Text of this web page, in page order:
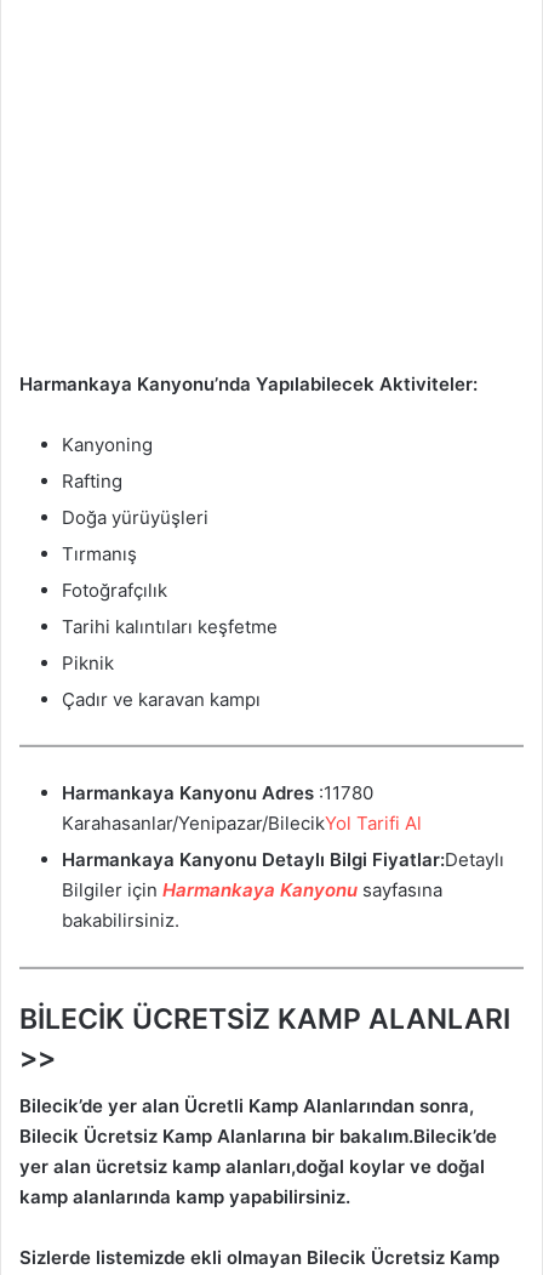
Harmankaya Kanyonu’nda Yapılabilecek Aktiviteler:
Kanyoning
Rafting
Doğa yürüyüşleri
Tırmanış
Fotoğrafçılık
Tarihi kalıntıları keşfetme
Piknik
Çadır ve karavan kampı
Harmankaya Kanyonu Adres :11780
Karahasanlar/Yenipazar/BilecikYol Tarifi Al
Harmankaya Kanyonu Detaylı Bilgi Fiyatlar:Detaylı
Bilgiler için Harmankaya Kanyonu sayfasına
bakabilirsiniz.
BİLECİK ÜCRETSİZ KAMP ALANLARI
>>
Bilecik’de yer alan Ücretli Kamp Alanlarından sonra,
Bilecik Ücretsiz Kamp Alanlarına bir bakalım.Bilecik’de
yer alan ücretsiz kamp alanları,doğal koylar ve doğal
kamp alanlarında kamp yapabilirsiniz.
Sizlerde listemizde ekli olmayan Bilecik Ücretsiz Kamp